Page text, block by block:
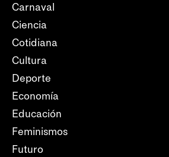
Carnaval
Ciencia
Cotidiana
Cultura
Deporte
Economía
Educación
Feminismos
Futuro